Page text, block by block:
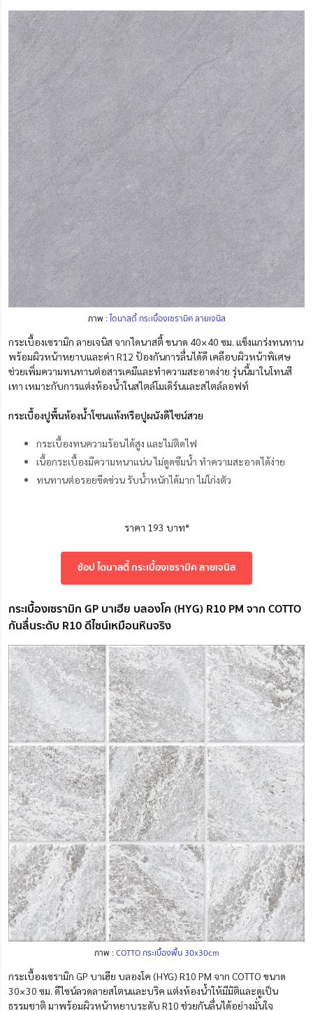
ภาพ :ไดนาสตี้ กระเบื้องเซรามิค ลายเจนิส
กระเบื้องเซรามิก ลายเจนิส จากไดนาสตี้ ขนาด 40×40 ซม. แข็งแกร่งทนทาน
พร้อมผิวหน้าหยาบและค่า R12 ป้องกันการลื่นได้ดี เคลือบผิวหน้าพิเศษ
ช่วยเพิ่มความทนทานต่อสารเคมีและทำความสะอาดง่าย รุ่นนี้มาในโทนสี
เทา เหมาะกับการแต่งห้องน้ำในสไตล์โมเดิร์นและสไตล์ลอฟท์
กระเบื้องปูพื้นห้องน้ำโซนแห้งหรือปูผนังดีไซน์สวย
กระเบื้องทนความร้อนได้สูง และไม่ติดไฟ
เนื้อกระเบื้องมีความหนาแน่น ไม่ดูดซึมน้ำ ทำความสะอาดได้ง่าย
ทนทานต่อรอยขีดข่วน รับน้ำหนักได้มาก ไม่โก่งตัว
ราคา 193 บาท*
ช้อป ไดนาสตี้ กระเบื้องเซรามิค ลายเจนิส
กระเบื้องเซรามิก GP บาเฮีย บลองโค (HYG) R10 PM จาก COTTO
กันลื่นระดับ R10 ดีไซน์เหมือนหินจริง
ภาพ :COTTO กระเบื้องพื้น 30x30cm
กระเบื้องเซรามิก GP บาเฮีย บลองโค (HYG) R10 PM จาก COTTO ขนาด
30×30 ซม. ดีไซน์ลวดลายสโตนและบริค แต่งห้องน้ำให้มีมิติและดูเป็น
ธรรมชาติ มาพร้อมผิวหน้าหยาบระดับ R10 ช่วยกันลื่นได้อย่างมั่นใจ